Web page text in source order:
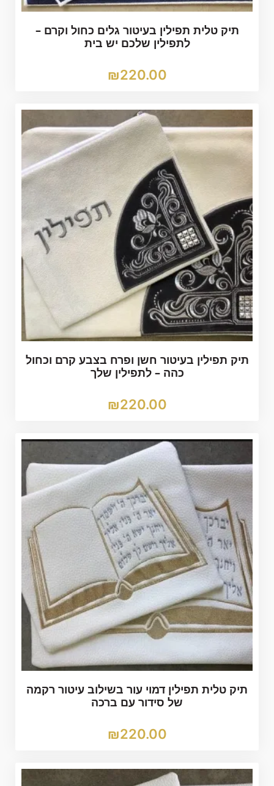
תיק טלית תפילין בעיטור גלים כחול וקרם –
לתפילין שלכם יש בית
₪220.00
תיק תפילין בעיטור חשן ופרח בצבע קרם וכחול
כהה – לתפילין שלך
₪220.00
תיק טלית תפילין דמוי עור בשילוב עיטור רקמה
של סידור עם ברכה
₪220.00